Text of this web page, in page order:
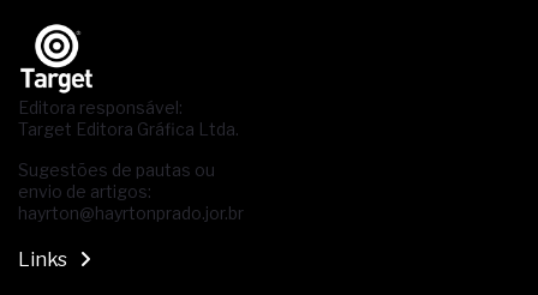
Editora responsável:
Target Editora Gráfica Ltda.
Sugestões de pautas ou
envio de artigos:
hayrton@hayrtonprado.jor.br
Links